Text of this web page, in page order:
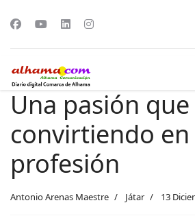
Una pasión que
convirtiendo en
profesión
Antonio Arenas Maestre Játar 13